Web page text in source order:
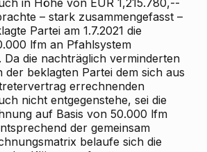
in Höhe von EUR 1,215.780,--
– stark zusammengefasst –
Partei am 1.7.2021 die
lfm an Pfahlsystem
Da die nachträglich verminderten
der beklagten Partei dem sich aus
errechnenden
nicht entgegenstehe, sei die
auf Basis von 50.000 lfm
der gemeinsam
belaufe sich die